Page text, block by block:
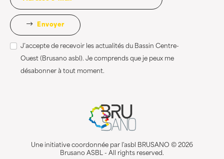
Envoyer
J’accepte de recevoir les actualités du Bassin Centre-
Ouest (Brusano asbl). Je comprends que je peux me
désabonner à tout moment.
Une initiative coordonnée par l'asbl BRUSANO © 2026
Brusano ASBL - All rights reserved.